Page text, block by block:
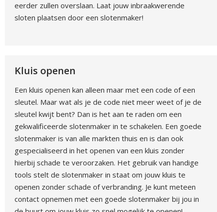
eerder zullen overslaan. Laat jouw inbraakwerende
sloten plaatsen door een slotenmaker!
Kluis openen
Een kluis openen kan alleen maar met een code of een
sleutel. Maar wat als je de code niet meer weet of je de
sleutel kwijt bent? Dan is het aan te raden om een
gekwalificeerde slotenmaker in te schakelen. Een goede
slotenmaker is van alle markten thuis en is dan ook
gespecialiseerd in het openen van een kluis zonder
hierbij schade te veroorzaken. Het gebruik van handige
tools stelt de slotenmaker in staat om jouw kluis te
openen zonder schade of verbranding. Je kunt meteen
contact opnemen met een goede slotenmaker bij jou in